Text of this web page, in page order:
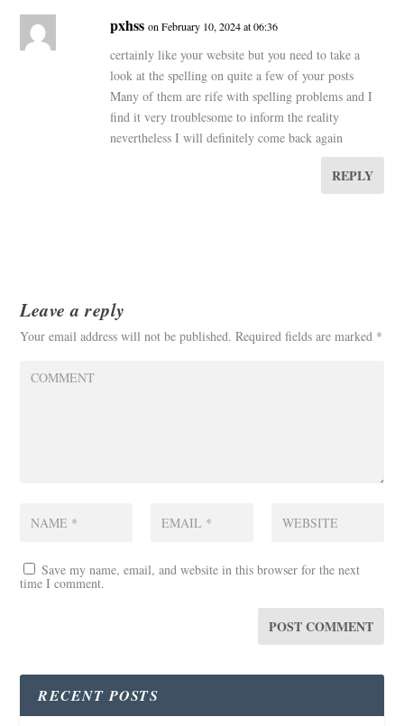
pxhss on February 10, 2024 at 06:36
certainly like your website but you need to take a
look at the spelling on quite a few of your posts
Many of them are rife with spelling problems and I
find it very troublesome to inform the reality
nevertheless I will definitely come back again
REPLY
Leave a reply
Your email address will not be published. Required fields are marked *
Save my name, email, and website in this browser for the next
time I comment.
RECENT POSTS